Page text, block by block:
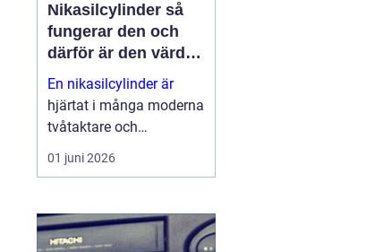
Nikasilcylinder så
fungerar den och
därför är den värd
att rädda
En nikasilcylinder är
hjärtat i många moderna
tvåtaktare och
högpresterande
fyrtaktsmotorer. När
förlorar motorn både
kraft och livslängd.
01 juni 2026